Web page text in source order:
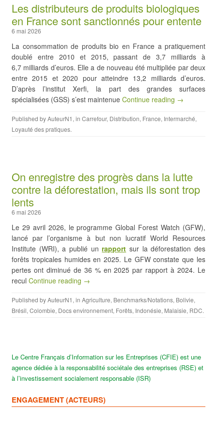
Les distributeurs de produits biologiques
en France sont sanctionnés pour entente
6 mai 2026
La consommation de produits bio en France a pratiquement
doublé entre 2010 et 2015, passant de 3,7 milliards à
6,7 milliards d’euros. Elle a de nouveau été multipliée par deux
entre 2015 et 2020 pour atteindre 13,2 milliards d’euros.
D’après l’institut Xerfi, la part des grandes surfaces
spécialisées (GSS) s’est maintenue Continue reading →
Published byAuteurN1 , in Carrefour, Distribution, France, Intermarché,
Loyauté des pratiques.
On enregistre des progrès dans la lutte
contre la déforestation, mais ils sont trop
lents
6 mai 2026
Le 29 avril 2026, le programme Global Forest Watch (GFW),
lancé par l’organisme à but non lucratif World Resources
Institute (WRI), a publié unrapport sur la déforestation des
forêts tropicales humides en 2025. Le GFW constate que les
pertes ont diminué de 36 % en 2025 par rapport à 2024. Le
recul Continue reading →
Published byAuteurN1 , in Agriculture, Benchmarks/Notations, Bolivie,
Brésil, Colombie, Docs environnement, Forêts, Indonésie, Malaisie, RDC.
Le Centre Français d’Information sur les Entreprises (CFIE) est une
agence dédiée à la responsabilité sociétale des entreprises (RSE) et
à l’investissement socialement responsable (ISR)
ENGAGEMENT (ACTEURS)